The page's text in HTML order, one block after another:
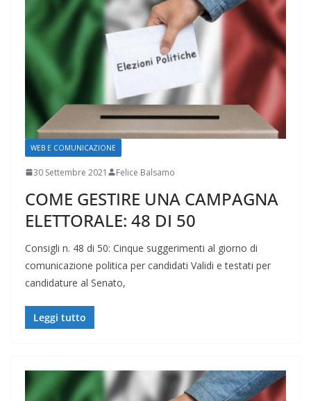
WEB E COMUNICAZIONE
30 Settembre 2021 Felice Balsamo
COME GESTIRE UNA CAMPAGNA
ELETTORALE: 48 DI 50
Consigli n. 48 di 50: Cinque suggerimenti al giorno di
comunicazione politica per candidati Validi e testati per
candidature al Senato,
Leggi tutto